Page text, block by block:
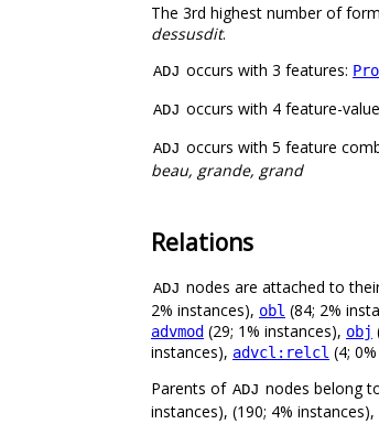
The 3rd highest number of
dessusdit.
ADJ occurs with 3 features:
ADJ occurs with 4 feature-
ADJ occurs with 5 feature
beau, grande, grand
Relations
ADJ nodes are attached to
2% instances), obl (84; 2%
advmod (29; 1% instances), obj
instances), advcl:relcl (4;
Parents of ADJ nodes belong
instances), (190; 4% instances),